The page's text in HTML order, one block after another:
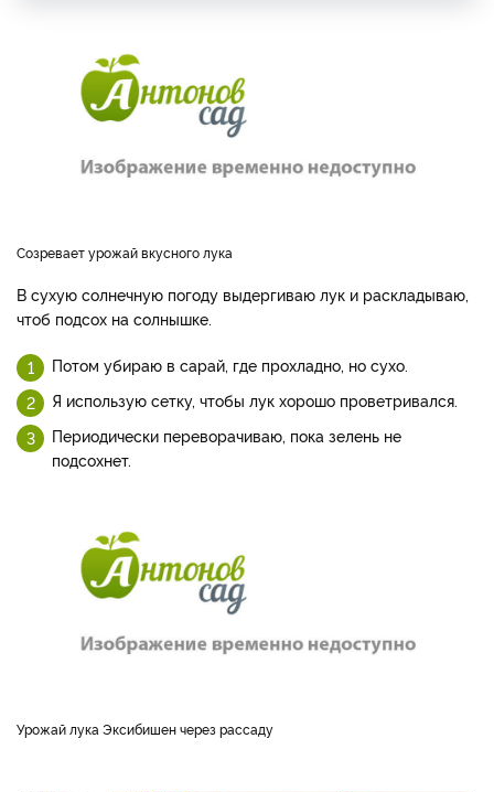
Созревает урожай вкусного лука
В сухую солнечную погоду выдергиваю лук и раскладываю,
чтоб подсох на солнышке.
Потом убираю в сарай, где прохладно, но сухо.
Я использую сетку, чтобы лук хорошо проветривался.
Периодически переворачиваю, пока зелень не
подсохнет.
Урожай лука Эксибишен через рассаду